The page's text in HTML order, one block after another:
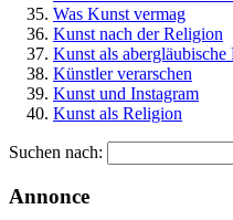
Was Kunst vermag
Kunst nach der Religion
Kunst als abergläubische
Künstler verarschen
Kunst und Instagram
Kunst als Religion
Suchen nach:
Annonce